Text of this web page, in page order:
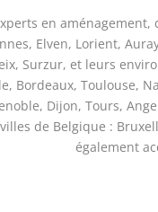
en
Elven, Lorient,
Surzur, et leurs
Bordeaux, Toulouse,
Dijon, Tours,
villes de Belgique :
également